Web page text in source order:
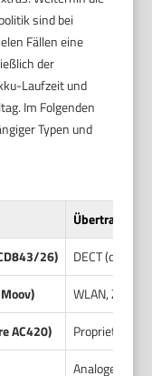
sind bei
Fällen eine
der
Laufzeit und
Im Folgenden
Typen und
26)
DECT
WLAN, Zugriff
AC420)
Proprietäre
Analoge